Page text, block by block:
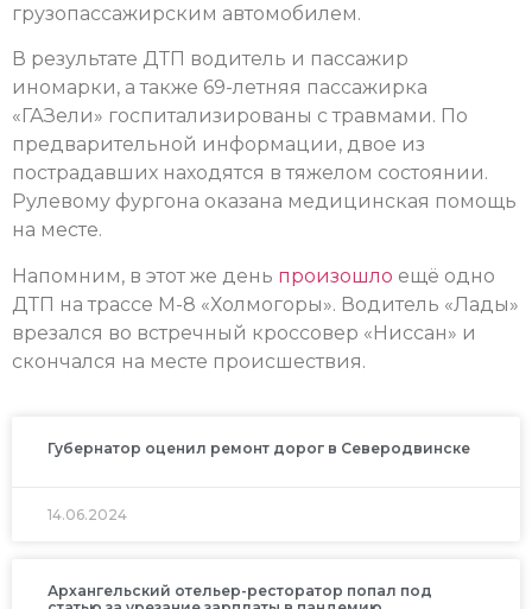
грузопассажирским автомобилем.
В результате ДТП водитель и пассажир
иномарки, а также 69-летняя пассажирка
«ГАЗели» госпитализированы с травмами. По
предварительной информации, двое из
пострадавших находятся в тяжелом состоянии.
Рулевому фургона оказана медицинская помощь
на месте.
Напомним, в этот же день произошло ещё одно
ДТП на трассе М-8 «Холмогоры». Водитель «Лады»
врезался во встречный кроссовер «Ниссан» и
скончался на месте происшествия.
Губернатор оценил ремонт дорог в Северодвинске
14.06.2024
Архангельский отельер-ресторатор попал под